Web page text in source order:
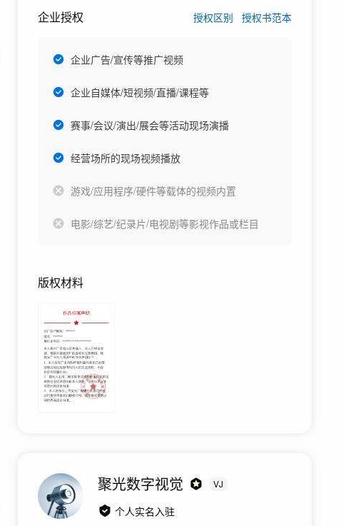
企业授权 授权区别 授权书范本
企业广告/宣传等推广视频
企业自媒体/短视频/直播/课程等
赛事/会议/演出/展会等活动现场演播
经营场所的现场视频播放
游戏/应用程序/硬件等载体的视频内置
电影/综艺/纪录片/电视剧等影视作品或栏目
版权材料
聚光数字视觉 VJ
个人实名入驻